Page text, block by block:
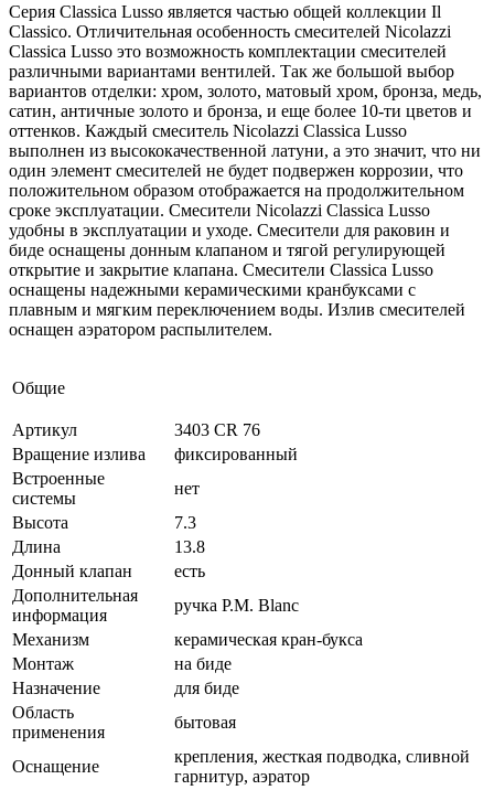
Серия Classica Lusso является частью общей коллекции Il
Classico. Отличительная особенность смесителей Nicolazzi
Classica Lusso это возможность комплектации смесителей
различными вариантами вентилей. Так же большой выбор
вариантов отделки: хром, золото, матовый хром, бронза, медь,
сатин, античные золото и бронза, и еще более 10-ти цветов и
оттенков. Каждый смеситель Nicolazzi Classica Lusso
выполнен из высококачественной латуни, а это значит, что ни
один элемент смесителей не будет подвержен коррозии, что
положительном образом отображается на продолжительном
сроке эксплуатации. Смесители Nicolazzi Classica Lusso
удобны в эксплуатации и уходе. Смесители для раковин и
биде оснащены донным клапаном и тягой регулирующей
открытие и закрытие клапана. Смесители Classica Lusso
оснащены надежными керамическими кранбуксами с
плавным и мягким переключением воды. Излив смесителей
оснащен аэратором распылителем.
Общие
Артикул
3403 CR 76
Вращение излива
фиксированный
Встроенные
системы
нет
Высота
7.3
Длина
13.8
Донный клапан
есть
Дополнительная
информация
ручка P.M. Blanc
Механизм
керамическая кран-букса
Монтаж
на биде
Назначение
для биде
Область
применения
бытовая
Оснащение
крепления, жесткая подводка, сливной
гарнитур, аэратор